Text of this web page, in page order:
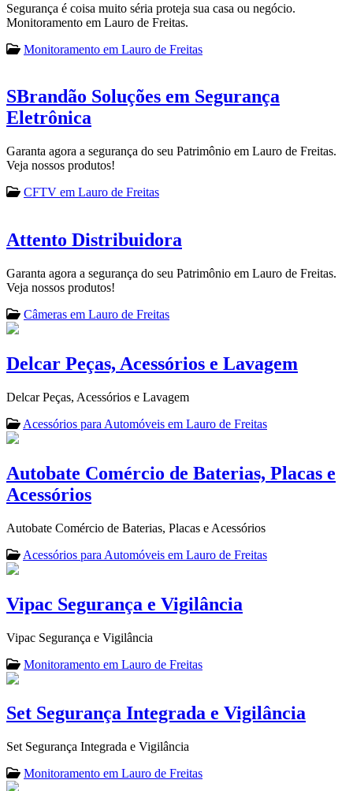
Segurança é coisa muito séria proteja sua casa ou negócio.
Monitoramento em Lauro de Freitas.
Monitoramento em Lauro de Freitas
SBrandão Soluções em Segurança
Eletrônica
Garanta agora a segurança do seu Patrimônio em Lauro de Freitas.
Veja nossos produtos!
CFTV em Lauro de Freitas
Attento Distribuidora
Garanta agora a segurança do seu Patrimônio em Lauro de Freitas.
Veja nossos produtos!
Câmeras em Lauro de Freitas
Delcar Peças, Acessórios e Lavagem
Delcar Peças, Acessórios e Lavagem
Acessórios para Automóveis em Lauro de Freitas
Autobate Comércio de Baterias, Placas e
Acessórios
Autobate Comércio de Baterias, Placas e Acessórios
Acessórios para Automóveis em Lauro de Freitas
Vipac Segurança e Vigilância
Vipac Segurança e Vigilância
Monitoramento em Lauro de Freitas
Set Segurança Integrada e Vigilância
Set Segurança Integrada e Vigilância
Monitoramento em Lauro de Freitas